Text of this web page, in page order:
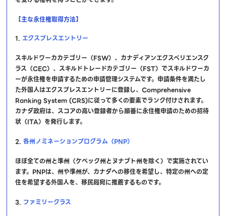
【主な永住権取得方法】
1. エクスプレスエントリー
スキルドワーカカテゴリー（FSW）、カナディアンエクスペリエンスク
ラス（CEC）、スキルドトレードカテゴリー（FST）でスキルドワーカ
ーが永住権を申請するための申請管理システムです。申請条件を満たし
た外国人はエクスプレスエントリーに登録し、Comprehensive
Ranking System (CRS)に従って多くの要素でランク付けされます。
カナダ政府は、スコアの高い登録者から順番に永住権申請のための招待
状（ITA）を発行します。
2.各州ノミネーションプログラム（PNP）
ほぼ全ての州と準州（ケベック州とヌナブト州を除く）で実施されてい
ます。PNPは、州や準州が、カナダへの移住を希望し、特定の州への定
住を希望する外国人を、移民局宛に推薦するものです。
3. ファミリークラス